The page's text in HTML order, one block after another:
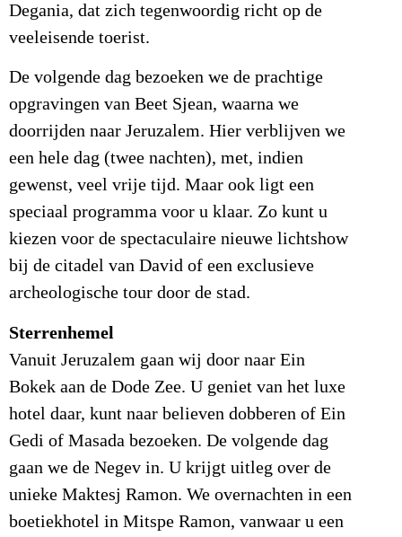
Degania, dat zich tegenwoordig richt op de
veeleisende toerist.
De volgende dag bezoeken we de prachtige
opgravingen van Beet Sjean, waarna we
doorrijden naar Jeruzalem. Hier verblijven we
een hele dag (twee nachten), met, indien
gewenst, veel vrije tijd. Maar ook ligt een
speciaal programma voor u klaar. Zo kunt u
kiezen voor de spectaculaire nieuwe lichtshow
bij de citadel van David of een exclusieve
archeologische tour door de stad.
Sterrenhemel
Vanuit Jeruzalem gaan wij door naar Ein
Bokek aan de Dode Zee. U geniet van het luxe
hotel daar, kunt naar believen dobberen of Ein
Gedi of Masada bezoeken. De volgende dag
gaan we de Negev in. U krijgt uitleg over de
unieke Maktesj Ramon. We overnachten in een
boetiekhotel in Mitspe Ramon, vanwaar u een